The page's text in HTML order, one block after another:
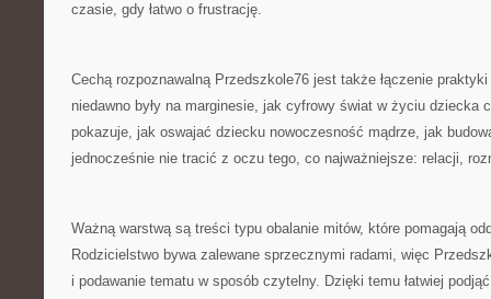
czasie, gdy łatwo o frustrację.
Cechą rozpoznawalną Przedszkole76 jest także łączenie
niedawno były na marginesie, jak cyfrowy świat w życiu dziecka
pokazuje, jak oswajać dziecku nowoczesność mądrze, jak
jednocześnie nie tracić z oczu tego, co najważniejsze: relacji,
Ważną warstwą są treści typu obalanie mitów, które pomagają
Rodzicielstwo bywa zalewane sprzecznymi radami, więc
i podawanie tematu w sposób czytelny. Dzięki temu łatwiej